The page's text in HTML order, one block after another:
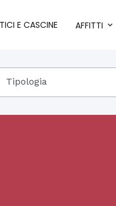
E CASCINE AFFITTI
Tipologia